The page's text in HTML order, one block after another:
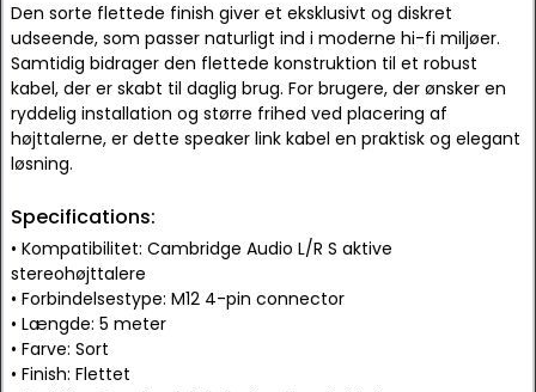
Den sorte flettede finish giver et eksklusivt og diskret
udseende, som passer naturligt ind i moderne hi-fi miljøer.
Samtidig bidrager den flettede konstruktion til et robust
kabel, der er skabt til daglig brug. For brugere, der ønsker en
ryddelig installation og større frihed ved placering af
højttalerne, er dette speaker link kabel en praktisk og elegant
løsning.
Specifications:
• Kompatibilitet: Cambridge Audio L/R S aktive
stereohøjttalere
• Forbindelsestype: M12 4-pin connector
• Længde: 5 meter
• Farve: Sort
• Finish: Flettet